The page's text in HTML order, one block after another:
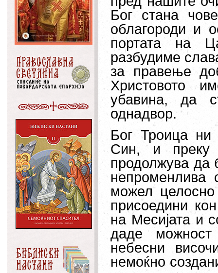
Бог стана
облагороди и
портата на
разбудиме
за правење
Христовото
убавина, да
однадвор.
Бог Троица ни
Син, и преку
продолжува да
можел
присоедини
на Месијата и
даде
небесни
немоќно